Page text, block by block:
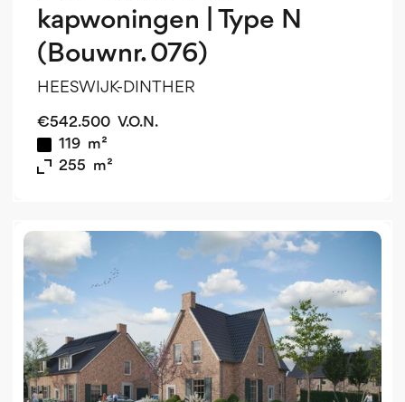
kapwoningen | Type N
(Bouwnr. 076)
HEESWIJK-DINTHER
€542.500 V.O.N.
119 m²
255 m²